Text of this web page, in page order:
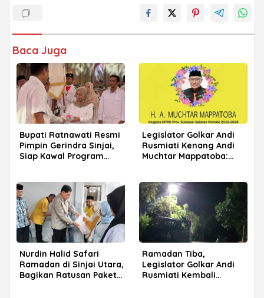
Baca Juga
Bupati Ratnawati Resmi
Pimpin Gerindra Sinjai,
Siap Kawal Program
Legislator Golkar Andi
Rusmiati Kenang Andi
Muchtar Mappatoba:
Nurdin Halid Safari
Ramadan di Sinjai Utara,
Bagikan Ratusan Paket
Ramadan Tiba,
Legislator Golkar Andi
Rusmiati Kembali